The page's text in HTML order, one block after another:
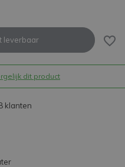
leverbaar
dit product
klanten